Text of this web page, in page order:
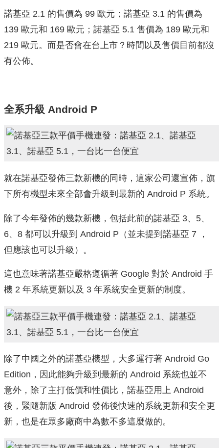
諾基亞 2.1 的售價為 99 歐元；諾基亞 3.1 的售價為
139 歐元和 169 歐元；諾基亞 5.1 售價為 189 歐元和
219 歐元。而是否會在台上市？時間以及售價目前都沒
有公佈。
全系升級 Android P
就在諾基亞發佈三款新機的同時，這家公司還宣佈，旗
下所有機型未來全部會升級到最新的 Android P 系統。
除了今年發佈的幾款新機，包括此前的諾基亞 3、5、
6、8 都可以升級到 Android P（並未提到諾基亞 7 ，
但應該也可以升級）。
這也意味著諾基亞嚴格遵循著 Google 對於 Android 手
機 2 年系統更新以及 3 年系統安全更新的制度。
除了中國之外的諾基亞機型，大多運行著 Android Go
Edition，因此能夠升級到最新的 Android 系統也並不
意外，除了主打低價和性價比，諾基亞用上 Android
後，緊隨新版 Android 發佈後快速的系統更新和安全更
新，也是在眾多廠商中為數不多這麼做的。